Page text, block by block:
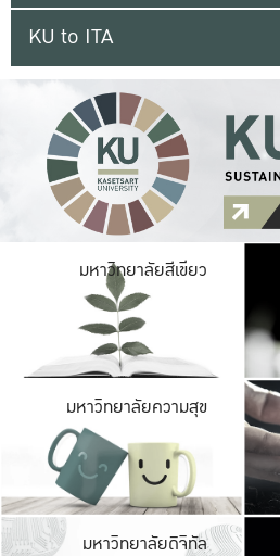
KU to ITA
มหาวิทยาลัยสีเขียว
มหาวิทยาลัยความสุข
มหาวิทยาลัยดิจิทัล